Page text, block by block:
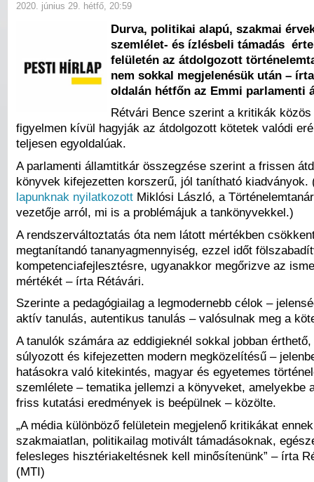
2020. június 29. hétfő, 20:59
Durva, politikai alapú, szakmai
szemlélet- és ízlésbeli támadás
felületén az átdolgozott
nem sokkal megjelenésük után –
oldalán hétfőn az Emmi parlamenti
Rétvári Bence szerint a kritikák közös
figyelmen kívül hagyják az átdolgozott kötetek valódi
teljesen egyoldalúak.
A parlamenti államtitkár összegzése szerint a frissen
könyvek kifejezetten korszerű, jól tanítható kiadványok.
lapunknak nyilatkozott Miklósi László, a
vezetője arról, mi is a problémájuk a tankönyvekkel.)
A rendszerváltoztatás óta nem látott mértékben
megtanítandó tananyagmennyiség, ezzel időt
kompetenciafejlesztésre, ugyanakkor megőrizve az
mértékét – írta Rétávári.
Szerinte a pedagógiailag a legmodernebb célok –
aktív tanulás, autentikus tanulás – valósulnak meg a
A tanulók számára az eddigieknél sokkal jobban érthető,
súlyozott és kifejezetten modern megközelítésű –
hatásokra való kitekintés, magyar és egyetemes
szemlélete – tematika jellemzi a könyveket, amelyekbe
friss kutatási eredmények is beépülnek – közölte.
„A média különböző felületein megjelenő kritikákat
szakmaiatlan, politikailag motivált támadásoknak,
felesleges hisztériakeltésnek kell minősítenünk” – írta
(MTI)